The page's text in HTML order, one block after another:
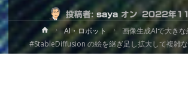
投稿者: saya オン 2022年11
ホ
ー
ム
AI・ロボット
画像生成AIで大き
#StableDiffusion の絵を継ぎ足し拡大して複雑